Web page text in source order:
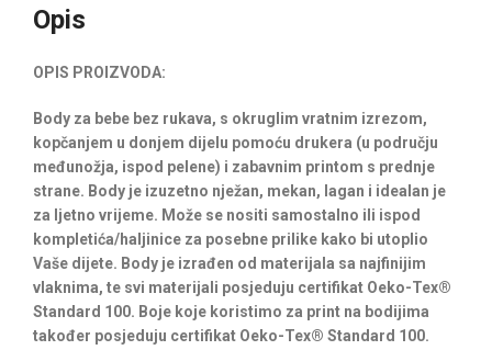
Opis
OPIS PROIZVODA:
Body za bebe bez rukava, s okruglim vratnim izrezom,
kopčanjem u donjem dijelu pomoću drukera (u području
međunožja, ispod pelene) i zabavnim printom s prednje
strane. Body je izuzetno nježan, mekan, lagan i idealan je
za ljetno vrijeme. Može se nositi samostalno ili ispod
kompletića/haljinice za posebne prilike kako bi utoplio
Vaše dijete. Body je izrađen od materijala sa najfinijim
vlaknima, te svi materijali posjeduju certifikat Oeko-Tex®
Standard 100. Boje koje koristimo za print na bodijima
također posjeduju certifikat Oeko-Tex® Standard 100.